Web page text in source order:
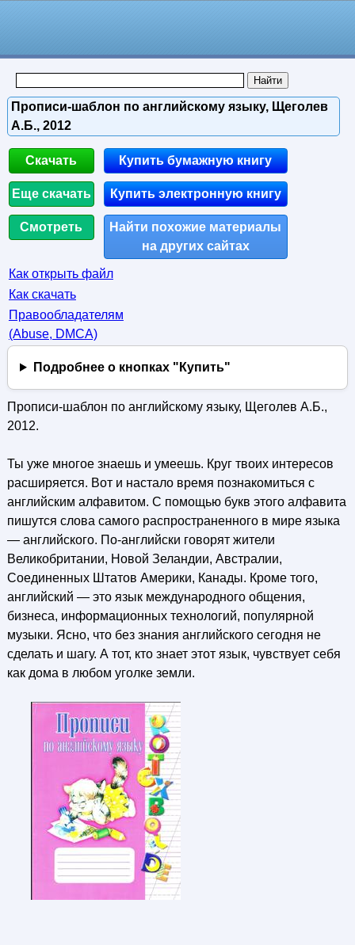
Прописи-шаблон по английскому языку, Щеголев
А.Б., 2012
Скачать
Еще скачать
Смотреть
Купить бумажную книгу
Купить электронную книгу
Найти похожие материалы
на других сайтах
Как открыть файл
Как скачать
Правообладателям
(Abuse, DMСA)
Подробнее о кнопках "Купить"
Прописи-шаблон по английскому языку, Щеголев А.Б.,
2012.
Ты уже многое знаешь и умеешь. Круг твоих интересов
расширяется. Вот и настало время познакомиться с
английским алфавитом. С помощью букв этого алфавита
пишутся слова самого распространенного в мире языка
— английского. По-английски говорят жители
Великобритании, Новой Зеландии, Австралии,
Соединенных Штатов Америки, Канады. Кроме того,
английский — это язык международного общения,
бизнеса, информационных технологий, популярной
музыки. Ясно, что без знания английского сегодня не
сделать и шагу. А тот, кто знает этот язык, чувствует себя
как дома в любом уголке земли.